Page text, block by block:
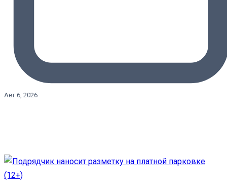
Авг 6, 2026